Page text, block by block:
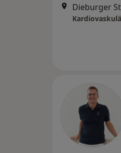
Dieburger